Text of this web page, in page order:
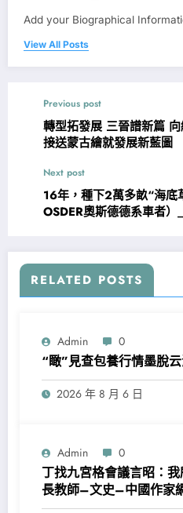
Add your Biographical
View All Posts
Previous post
轉型拓發展 三晉譜新篇
接送蒙古繪就發展新藍圖
Next post
16年，種下2萬多畝“海底
OSDER奧斯德德系車者）
RELATED POSTS
Admin 0
“瞰”見查包養行情墨脫
2026 年 8 月 6 日
Admin 0
丁找九宮格會議言昭：
長教師–文史–中國作家